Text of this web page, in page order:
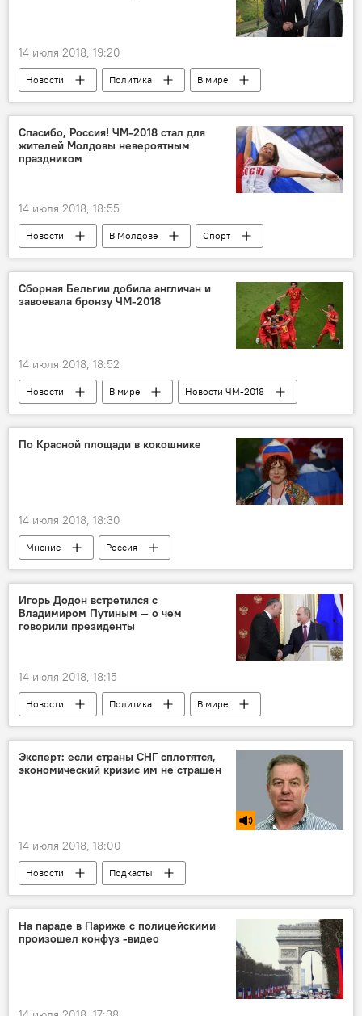
14 июля 2018, 19:20
Новости Политика
В мире
Владимир Путин
Игорь Додон
двусторонние отношения
техника
Россия
Спасибо, Россия! ЧМ-2018 стал для
жителей Молдовы невероятным
праздником
14 июля 2018, 18:55
Новости В Молдове
Спорт
болельщики
ЧМ-2018 Россия
Сборная Бельгии добила англичан и
завоевала бронзу ЧМ-2018
14 июля 2018, 18:52
Новости В мире
Новости ЧМ-2018
ФИФА-2018
ЧМ-2018
Спорт
Англия
По Красной площади в кокошнике
14 июля 2018, 18:30
Мнение Россия
Игорь Додон встретился с
Владимиром Путиным — о чем
говорили президенты
14 июля 2018, 18:15
Новости Политика
В мире
Владимир Путин
Игорь Додон
визит
двусторонние отношения
Эксперт: если страны СНГ сплотятся,
экономический кризис им не страшен
14 июля 2018, 18:00
Новости
Подкасты
Сказано в эфире
страны снг
экономический кризис
На параде в Париже с полицейскими
произошел конфуз -видео